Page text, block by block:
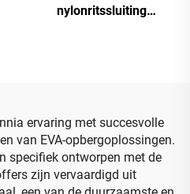
nylonritssluiting
ervaring met succesvolle
van EVA-opbergoplossingen.
specifiek ontworpen met de
zijn vervaardigd uit